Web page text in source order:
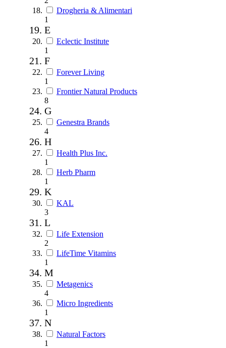
Drogheria & Alimentari
1
E
Eclectic Institute
1
F
Forever Living
1
Frontier Natural Products
8
G
Genestra Brands
4
H
Health Plus Inc.
1
Herb Pharm
1
K
KAL
3
L
Life Extension
2
LifeTime Vitamins
1
M
Metagenics
4
Micro Ingredients
1
N
Natural Factors
1